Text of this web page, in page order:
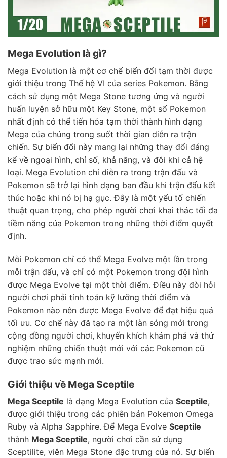
Mega Evolution là gì?
Mega Evolution là một cơ chế biến đổi tạm thời được
giới thiệu trong Thế hệ VI của series Pokemon. Bằng
cách sử dụng một Mega Stone tương ứng và người
huấn luyện sở hữu một Key Stone, một số Pokemon
nhất định có thể tiến hóa tạm thời thành hình dạng
Mega của chúng trong suốt thời gian diễn ra trận
chiến. Sự biến đổi này mang lại những thay đổi đáng
kể về ngoại hình, chỉ số, khả năng, và đôi khi cả hệ
loại. Mega Evolution chỉ diễn ra trong trận đấu và
Pokemon sẽ trở lại hình dạng ban đầu khi trận đấu kết
thúc hoặc khi nó bị hạ gục. Đây là một yếu tố chiến
thuật quan trọng, cho phép người chơi khai thác tối đa
tiềm năng của Pokemon trong những thời điểm quyết
định.
Mỗi Pokemon chỉ có thể Mega Evolve một lần trong
mỗi trận đấu, và chỉ có một Pokemon trong đội hình
được Mega Evolve tại một thời điểm. Điều này đòi hỏi
người chơi phải tính toán kỹ lưỡng thời điểm và
Pokemon nào nên được Mega Evolve để đạt hiệu quả
tối ưu. Cơ chế này đã tạo ra một làn sóng mới trong
cộng đồng người chơi, khuyến khích khám phá và thử
nghiệm những chiến thuật mới với các Pokemon cũ
được trao sức mạnh mới.
Giới thiệu về Mega Sceptile
Mega Sceptile là dạng Mega Evolution của Sceptile,
được giới thiệu trong các phiên bản Pokemon Omega
Ruby và Alpha Sapphire. Để Mega Evolve Sceptile
thành Mega Sceptile, người chơi cần sử dụng
Sceptilite, viên Mega Stone đặc trưng của nó. Sự biến